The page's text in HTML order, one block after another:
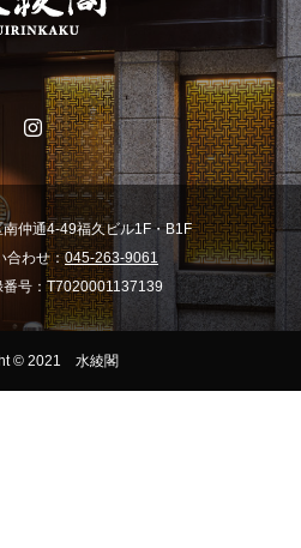
仲通4-49福久ビル1F・B1F
合わせ：045-263-9061
番号：T7020001137139
© 2021 水綾閣